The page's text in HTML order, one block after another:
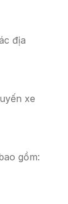
địa
xe
gồm: